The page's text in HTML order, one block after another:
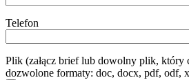
Telefon
Plik (załącz brief lub dowolny plik, który
dozwolone formaty: doc, docx, pdf, odf,